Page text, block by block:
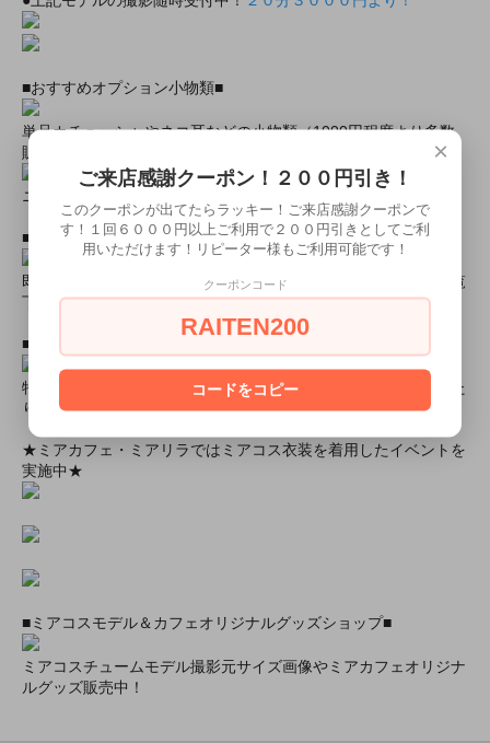
■おすすめオプション小物類■
単品カチューシャやネコ耳などの小物類（1000円程度より多数
販売中）
ニーハイソックス、タイツなど（500円より多数販売中！）
■すぐに商品が欲しい！！という方■
即日配達商品一覧がございますので、よろしければそちらをご覧
下さいませ。
■とにかく安くて高品質な商品が欲しい！という方■
特別割引商品を掲載しています！最大８０％引きの商品もあった
りします！
★ミアカフェ・ミアリラではミアコス衣装を着用したイベントを
実施中★
■ミアコスモデル＆カフェオリジナルグッズショップ■
ミアコスチュームモデル撮影元サイズ画像やミアカフェオリジナ
ルグッズ販売中！
×
ご来店感謝クーポン！２００円引き！
このクーポンが出てたらラッキー！ご来店感謝クーポンで
す！１回６０００円以上ご利用で２００円引きとしてご利
用いただけます！リピーター様もご利用可能です！
クーポンコード
RAITEN200
コードをコピー